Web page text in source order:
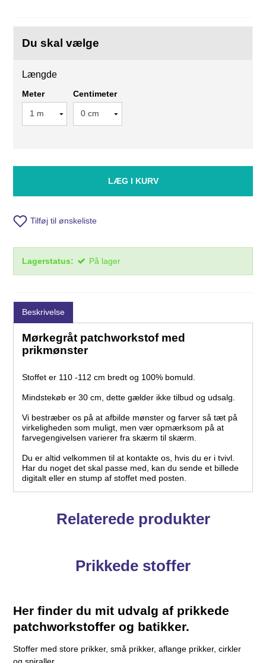
Lagerstatus: På lager
Du skal vælge
Længde
Meter Centimeter
LÆG I KURV
Tilføj til ønskeliste
Beskrivelse
Mørkegråt patchworkstof med
prikmønster
Stoffet er 110 -112 cm bredt og 100% bomuld.
Mindstekøb er 30 cm, dette gælder ikke tilbud og udsalg.
Vi bestræber os på at afbilde mønster og farver så tæt på
virkeligheden som muligt, men vær opmærksom på at
farvegengivelsen varierer fra skærm til skærm.
Du er altid velkommen til at kontakte os, hvis du er i tvivl.
Har du noget det skal passe med, kan du sende et billede
digitalt eller en stump af stoffet med posten.
Relaterede produkter
Prikkede stoffer
Her finder du mit udvalg af prikkede
patchworkstoffer og batikker.
Stoffer med store prikker, små prikker, aflange prikker, cirkler